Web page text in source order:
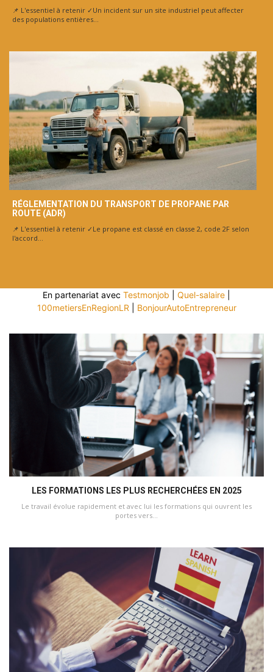
📌 L'essentiel à retenir ✓Un incident sur un site industriel peut affecter
des populations entières...
RÉGLEMENTATION DU TRANSPORT DE PROPANE PAR
ROUTE (ADR)
📌 L'essentiel à retenir ✓Le propane est classé en classe 2, code 2F selon
l'accord...
En partenariat avec Testmonjob Quel-salaire
100metiersEnRegionLR
BonjourAutoEntrepreneur
LES FORMATIONS LES PLUS RECHERCHÉES EN 2025
Le travail évolue rapidement et avec lui les formations qui ouvrent les
portes vers...